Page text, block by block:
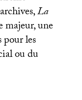
La
majeur, une
pour les
ou du